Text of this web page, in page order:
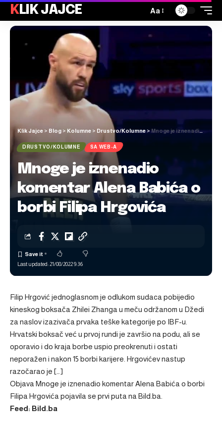
KLIK JAJCE Aa
Klik Jajce > Blog > Kolumne > Drustvo/Kolumne>Mnoge je iznenadio komentar Alena Babića o borbi Filipa Hrgovića
DRUSTVO/KOLUMNE SA WEB-A
Mnoge je iznenadio
komentar Alena Babića o
borbi Filipa Hrgovića
Last updated: 21/08/2022 9:36
Filip Hrgović jednoglasnom je odlukom sudaca pobijedio
kineskog boksača Zhilei Zhanga u meču održanom u Džedi
za naslov izazivača prvaka teške kategorije po IBF-u.
Hrvatski boksač već u prvoj rundi je završio na podu, ali se
oporavio i do kraja borbe uspio preokrenuti i ostati
neporažen i nakon 15 borbi karijere. Hrgovićev nastup
razočarao je […]
Objava Mnoge je iznenadio komentar Alena Babića o borbi
Filipa Hrgovića pojavila se prvi puta na Bild.ba
Feed: Bild.ba